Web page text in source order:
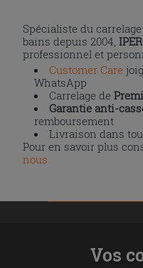
Spécialiste du
bains depuis 2004,
professionnel et
Customer Care
WhatsApp
Carrelage de
Garantie anti-
remboursement
Livraison dans
Pour en savoir plus
nous
Vos